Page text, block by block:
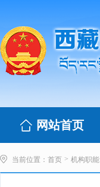
网站首页
当前位置： 首页 > 机构职能